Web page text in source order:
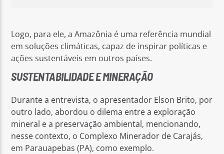
Logo, para ele, a Amazônia é uma referência mundial
em soluções climáticas, capaz de inspirar políticas e
ações sustentáveis em outros países.
SUSTENTABILIDADE E MINERAÇÃO
Durante a entrevista, o apresentador Elson Brito, por
outro lado, abordou o dilema entre a exploração
mineral e a preservação ambiental, mencionando,
nesse contexto, o Complexo Minerador de Carajás,
em Parauapebas (PA), como exemplo.